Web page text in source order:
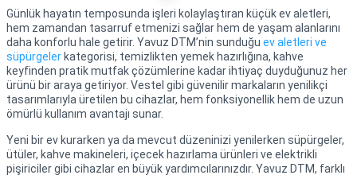
Günlük hayatın temposunda işleri kolaylaştıran küçük ev aletleri,
hem zamandan tasarruf etmenizi sağlar hem de yaşam alanlarını
daha konforlu hale getirir. Yavuz DTM’nin sunduğu ev aletleri ve
süpürgeler kategorisi, temizlikten yemek hazırlığına, kahve
keyfinden pratik mutfak çözümlerine kadar ihtiyaç duyduğunuz her
ürünü bir araya getiriyor. Vestel gibi güvenilir markaların yenilikçi
tasarımlarıyla üretilen bu cihazlar, hem fonksiyonellik hem de uzun
ömürlü kullanım avantajı sunar.
Yeni bir ev kurarken ya da mevcut düzeninizi yenilerken süpürgeler,
ütüler, kahve makineleri, içecek hazırlama ürünleri ve elektrikli
pişiriciler gibi cihazlar en büyük yardımcılarınızdır. Yavuz DTM, farklı